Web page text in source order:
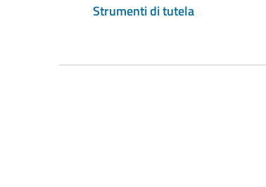
Strumenti di tutela